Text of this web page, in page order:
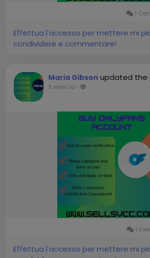
1
Effettua l'accesso per mettere mi
condividere e commentare!
Maria Gibson updated the
5 mesi fa -
1
Effettua l'accesso per mettere mi